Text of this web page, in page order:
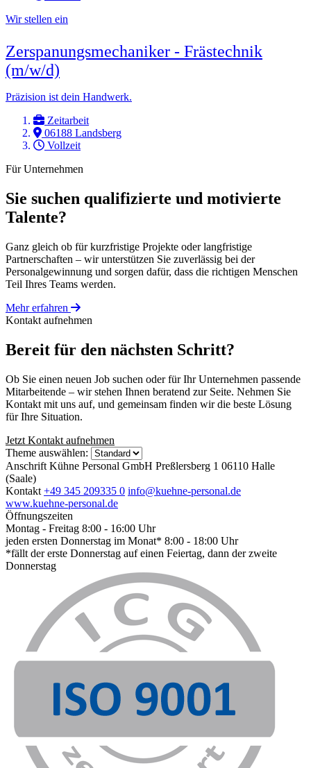
Wir stellen ein
Zerspanungsmechaniker - Frästechnik
(m/w/d)
Präzision ist dein Handwerk.
Zeitarbeit
06188 Landsberg
Vollzeit
Für Unternehmen
Sie suchen qualifizierte und motivierte
Talente?
Ganz gleich ob für kurzfristige Projekte oder langfristige
Partnerschaften – wir unterstützen Sie zuverlässig bei der
Personalgewinnung und sorgen dafür, dass die richtigen Menschen
Teil Ihres Teams werden.
Mehr erfahren
Kontakt aufnehmen
Bereit für den nächsten Schritt?
Ob Sie einen neuen Job suchen oder für Ihr Unternehmen passende
Mitarbeitende – wir stehen Ihnen beratend zur Seite. Nehmen Sie
Kontakt mit uns auf, und gemeinsam finden wir die beste Lösung
für Ihre Situation.
Jetzt Kontakt aufnehmen
Theme auswählen:
Anschrift Kühne Personal GmbH Preßlersberg 1 06110 Halle
(Saale)
Kontakt +49 345 209335 0 info@kuehne-personal.de
www.kuehne-personal.de
Öffnungszeiten
Montag - Freitag 8:00 - 16:00 Uhr
jeden ersten Donnerstag im Monat* 8:00 - 18:00 Uhr
*fällt der erste Donnerstag auf einen Feiertag, dann der zweite
Donnerstag